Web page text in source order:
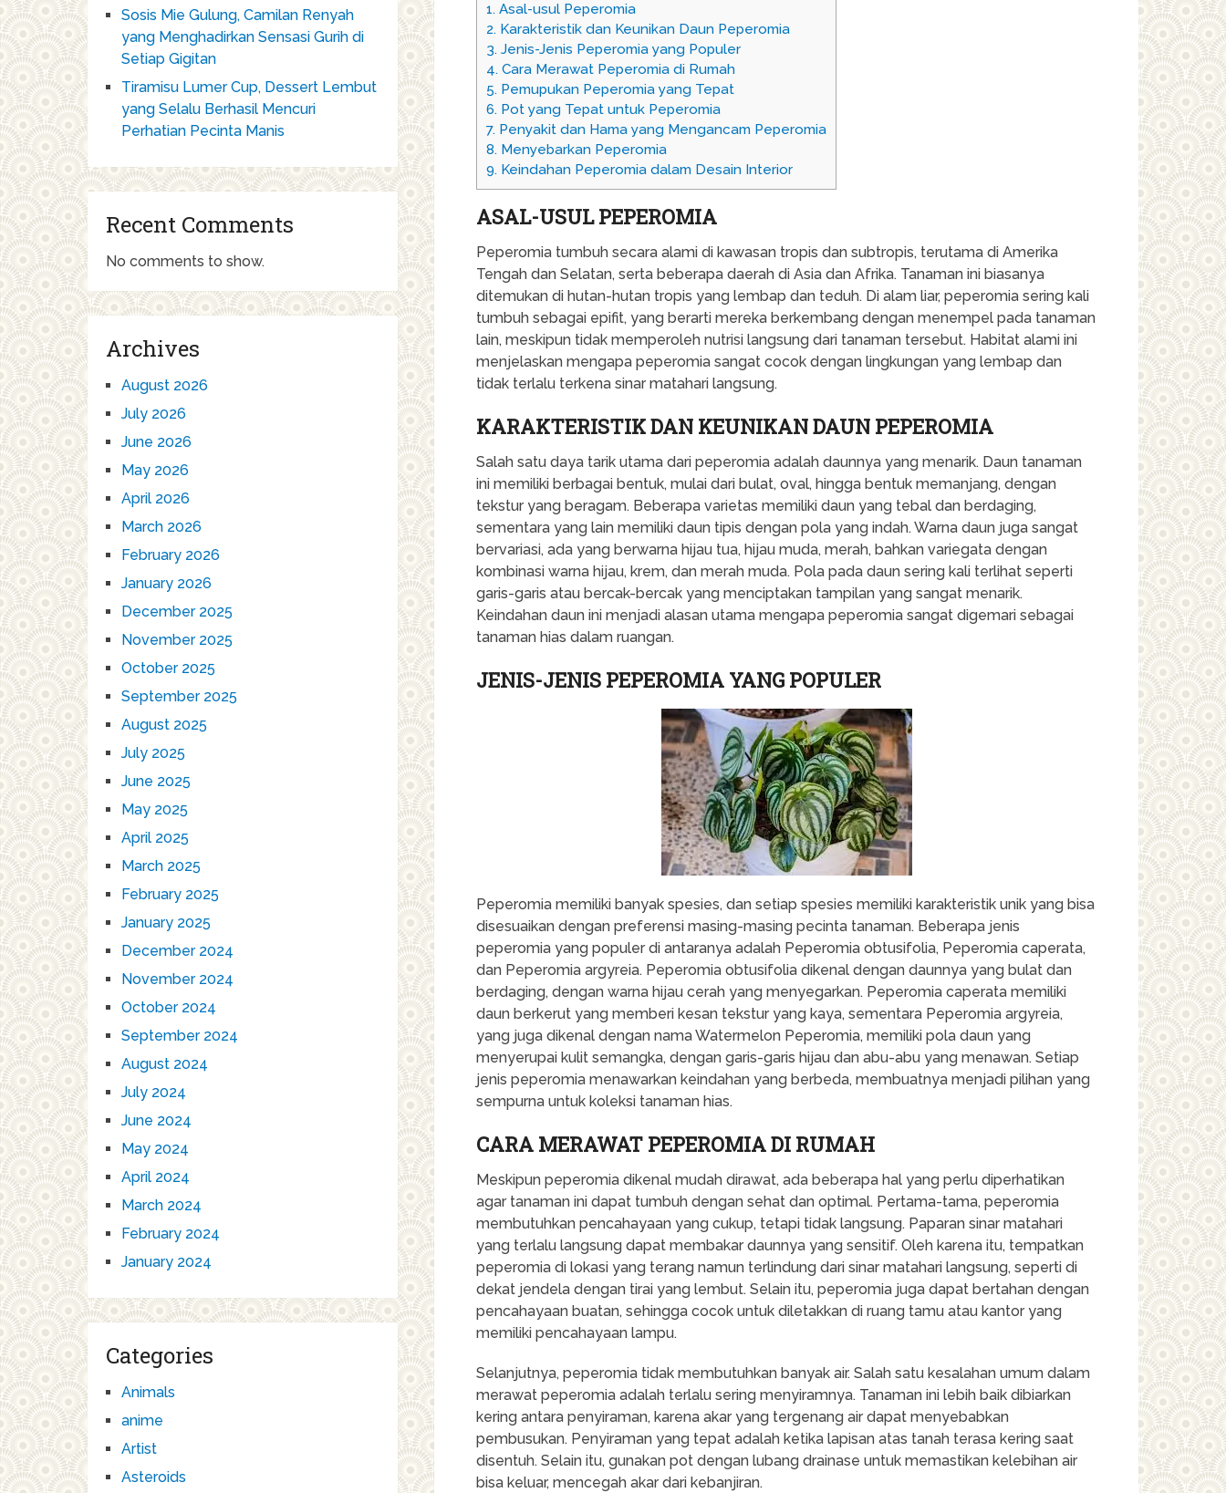
1. Asal-usul Peperomia
2. Karakteristik dan Keunikan Daun Peperomia
3. Jenis-Jenis Peperomia yang Populer
4. Cara Merawat Peperomia di Rumah
5. Pemupukan Peperomia yang Tepat
6. Pot yang Tepat untuk Peperomia
7. Penyakit dan Hama yang Mengancam Peperomia
8. Menyebarkan Peperomia
9. Keindahan Peperomia dalam Desain Interior
ASAL-USUL PEPEROMIA
Peperomia tumbuh secara alami di kawasan tropis dan subtropis, terutama di Amerika
Tengah dan Selatan, serta beberapa daerah di Asia dan Afrika. Tanaman ini biasanya
ditemukan di hutan-hutan tropis yang lembap dan teduh. Di alam liar, peperomia sering kali
tumbuh sebagai epifit, yang berarti mereka berkembang dengan menempel pada tanaman
lain, meskipun tidak memperoleh nutrisi langsung dari tanaman tersebut. Habitat alami ini
menjelaskan mengapa peperomia sangat cocok dengan lingkungan yang lembap dan
tidak terlalu terkena sinar matahari langsung.
KARAKTERISTIK DAN KEUNIKAN DAUN PEPEROMIA
Salah satu daya tarik utama dari peperomia adalah daunnya yang menarik. Daun tanaman
ini memiliki berbagai bentuk, mulai dari bulat, oval, hingga bentuk memanjang, dengan
tekstur yang beragam. Beberapa varietas memiliki daun yang tebal dan berdaging,
sementara yang lain memiliki daun tipis dengan pola yang indah. Warna daun juga sangat
bervariasi, ada yang berwarna hijau tua, hijau muda, merah, bahkan variegata dengan
kombinasi warna hijau, krem, dan merah muda. Pola pada daun sering kali terlihat seperti
garis-garis atau bercak-bercak yang menciptakan tampilan yang sangat menarik.
Keindahan daun ini menjadi alasan utama mengapa peperomia sangat digemari sebagai
tanaman hias dalam ruangan.
JENIS-JENIS PEPEROMIA YANG POPULER
Peperomia memiliki banyak spesies, dan setiap spesies memiliki karakteristik unik yang bisa
disesuaikan dengan preferensi masing-masing pecinta tanaman. Beberapa jenis
peperomia yang populer di antaranya adalah Peperomia obtusifolia, Peperomia caperata,
dan Peperomia argyreia. Peperomia obtusifolia dikenal dengan daunnya yang bulat dan
berdaging, dengan warna hijau cerah yang menyegarkan. Peperomia caperata memiliki
daun berkerut yang memberi kesan tekstur yang kaya, sementara Peperomia argyreia,
yang juga dikenal dengan nama Watermelon Peperomia, memiliki pola daun yang
menyerupai kulit semangka, dengan garis-garis hijau dan abu-abu yang menawan. Setiap
jenis peperomia menawarkan keindahan yang berbeda, membuatnya menjadi pilihan yang
sempurna untuk koleksi tanaman hias.
CARA MERAWAT PEPEROMIA DI RUMAH
Meskipun peperomia dikenal mudah dirawat, ada beberapa hal yang perlu diperhatikan
agar tanaman ini dapat tumbuh dengan sehat dan optimal. Pertama-tama, peperomia
membutuhkan pencahayaan yang cukup, tetapi tidak langsung. Paparan sinar matahari
yang terlalu langsung dapat membakar daunnya yang sensitif. Oleh karena itu, tempatkan
peperomia di lokasi yang terang namun terlindung dari sinar matahari langsung, seperti di
dekat jendela dengan tirai yang lembut. Selain itu, peperomia juga dapat bertahan dengan
pencahayaan buatan, sehingga cocok untuk diletakkan di ruang tamu atau kantor yang
memiliki pencahayaan lampu.
Selanjutnya, peperomia tidak membutuhkan banyak air. Salah satu kesalahan umum dalam
merawat peperomia adalah terlalu sering menyiramnya. Tanaman ini lebih baik dibiarkan
kering antara penyiraman, karena akar yang tergenang air dapat menyebabkan
pembusukan. Penyiraman yang tepat adalah ketika lapisan atas tanah terasa kering saat
disentuh. Selain itu, gunakan pot dengan lubang drainase untuk memastikan kelebihan air
bisa keluar, mencegah akar dari kebanjiran.
Sosis Mie Gulung, Camilan Renyah
yang Menghadirkan Sensasi Gurih di
Setiap Gigitan
Tiramisu Lumer Cup, Dessert Lembut
yang Selalu Berhasil Mencuri
Perhatian Pecinta Manis
Recent Comments
No comments to show.
Archives
August 2026
July 2026
June 2026
May 2026
April 2026
March 2026
February 2026
January 2026
December 2025
November 2025
October 2025
September 2025
August 2025
July 2025
June 2025
May 2025
April 2025
March 2025
February 2025
January 2025
December 2024
November 2024
October 2024
September 2024
August 2024
July 2024
June 2024
May 2024
April 2024
March 2024
February 2024
January 2024
Categories
Animals
anime
Artist
Asteroids